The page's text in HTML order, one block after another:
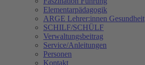
Elementarpädagogik
ARGE Lehrer:innen Gesundheit
SCHILF/SCHÜLF
Verwaltungsbeitrag
Service/Anleitungen
Personen
Kontakt